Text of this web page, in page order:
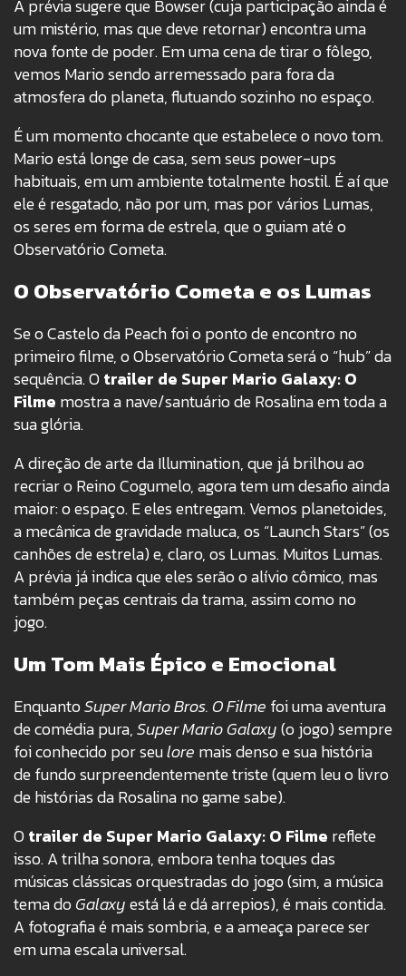
A prévia sugere que Bowser (cuja participação ainda é
um mistério, mas que deve retornar) encontra uma
nova fonte de poder. Em uma cena de tirar o fôlego,
vemos Mario sendo arremessado para fora da
atmosfera do planeta, flutuando sozinho no espaço.
É um momento chocante que estabelece o novo tom.
Mario está longe de casa, sem seus power-ups
habituais, em um ambiente totalmente hostil. É aí que
ele é resgatado, não por um, mas por vários Lumas,
os seres em forma de estrela, que o guiam até o
Observatório Cometa.
O Observatório Cometa e os Lumas
Se o Castelo da Peach foi o ponto de encontro no
primeiro filme, o Observatório Cometa será o “hub” da
sequência. O trailer de Super Mario Galaxy: O
Filme mostra a nave/santuário de Rosalina em toda a
sua glória.
A direção de arte da Illumination, que já brilhou ao
recriar o Reino Cogumelo, agora tem um desafio ainda
maior: o espaço. E eles entregam. Vemos planetoides,
a mecânica de gravidade maluca, os “Launch Stars” (os
canhões de estrela) e, claro, os Lumas. Muitos Lumas.
A prévia já indica que eles serão o alívio cômico, mas
também peças centrais da trama, assim como no
jogo.
Um Tom Mais Épico e Emocional
EnquantoSuper Mario Bros. O Filme foi uma aventura
de comédia pura,Super Mario Galaxy(o jogo) sempre
foi conhecido por seulore mais denso e sua história
de fundo surpreendentemente triste (quem leu o livro
de histórias da Rosalina no game sabe).
O trailer de Super Mario Galaxy: O Filme reflete
isso. A trilha sonora, embora tenha toques das
músicas clássicas orquestradas do jogo (sim, a música
tema doGalaxyestá lá e dá arrepios), é mais contida.
A fotografia é mais sombria, e a ameaça parece ser
em uma escala universal.